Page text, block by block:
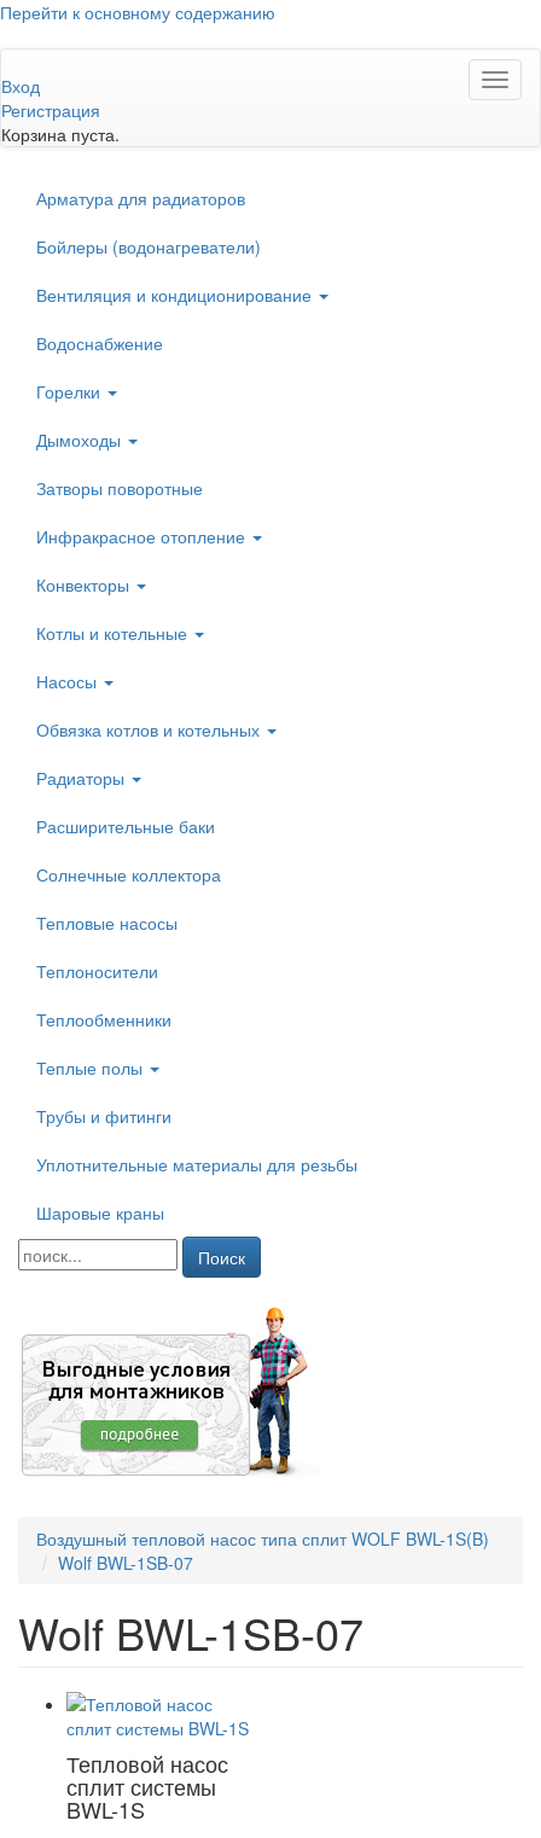
Перейти к основному содержанию
Вход
Регистрация
Корзина пуста.
Арматура для радиаторов
Бойлеры (водонагреватели)
Вентиляция и кондиционирование
Водоснабжение
Горелки
Дымоходы
Затворы поворотные
Инфракрасное отопление
Конвекторы
Котлы и котельные
Насосы
Обвязка котлов и котельных
Радиаторы
Расширительные баки
Солнечные коллектора
Тепловые насосы
Теплоносители
Теплообменники
Теплые полы
Трубы и фитинги
Уплотнительные материалы для резьбы
Шаровые краны
Поиск
Воздушный тепловой насос типа сплит WOLF BWL-1S(B)
Wolf BWL-1SB-07
Wolf BWL-1SB-07
Тепловой насос
сплит системы
BWL-1S